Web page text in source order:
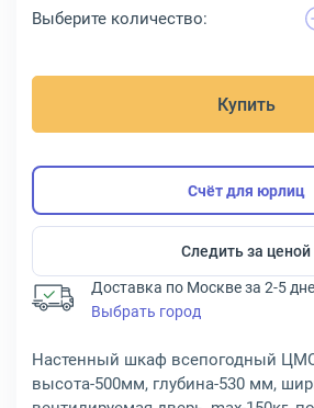
Выберите количество:
Купить
Счёт для юрлиц
Следить за ценой
Доставка по Москве за 2-5
Выбрать город
Настенный шкаф всепогодный
высота-500мм, глубина-530 мм,